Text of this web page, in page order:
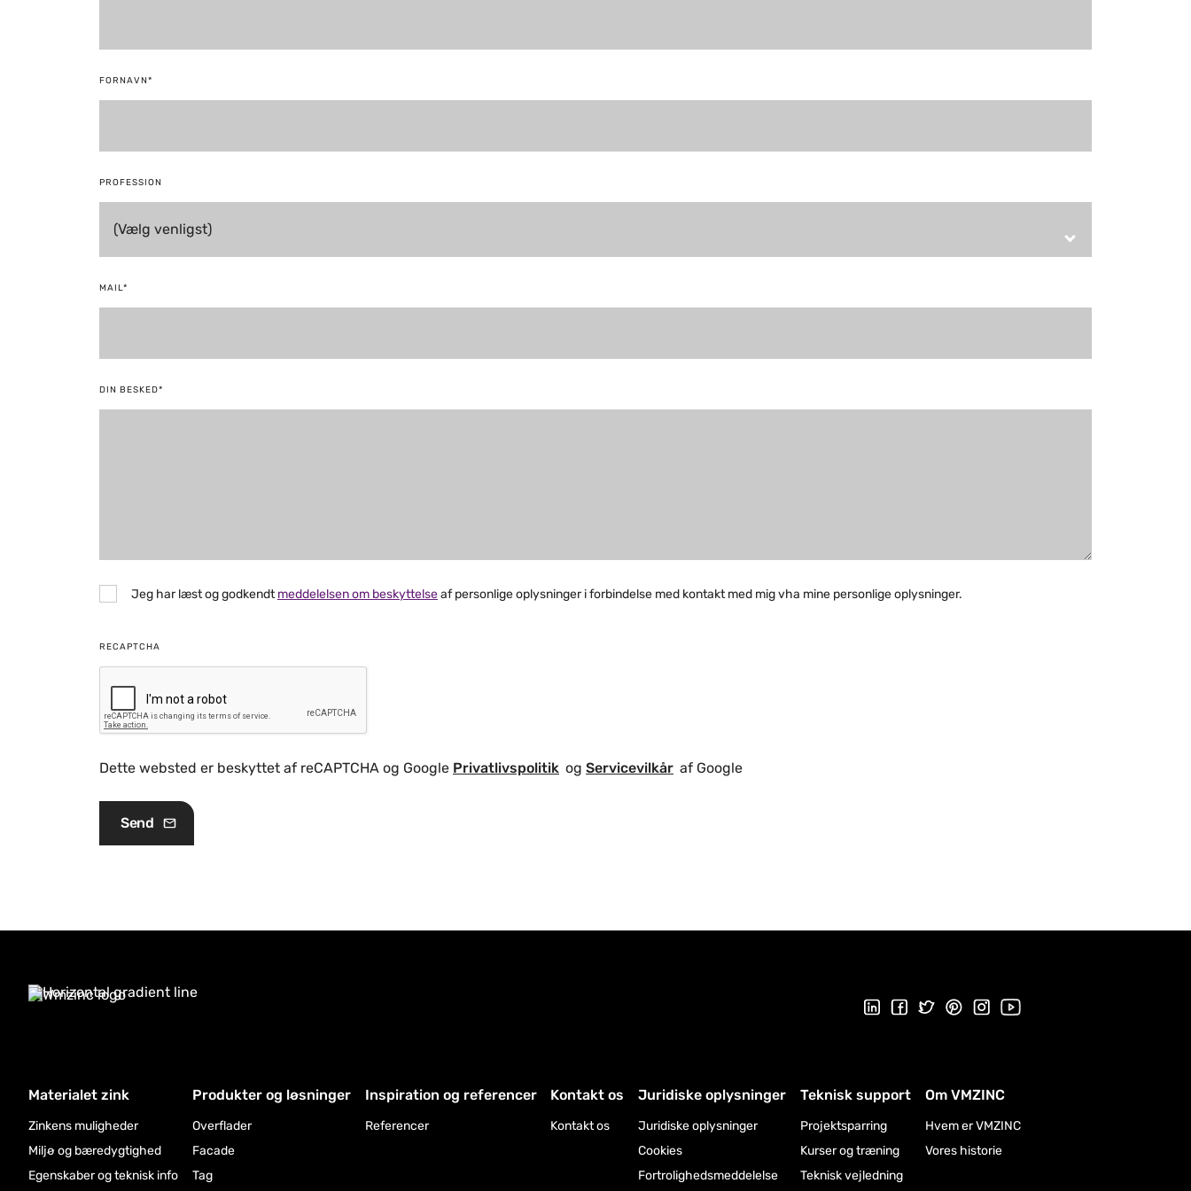
FORNAVN*
PROFESSION
MAIL*
DIN BESKED*
Jeg har læst og godkendtmeddelelsen om beskyttelseaf personlige oplysninger i forbindelse med kontakt med mig vha mine personlige oplysninger.
RECAPTCHA
Dette websted er beskyttet af reCAPTCHA og Google Privatlivspolitik og Servicevilkår af Google
Følg os på Linkedin
Følg os på Facebook
Follow us on Twitter
Follow us on Pinterest
Følg os på Instragram
Visit our Youtube channel
Materialet zink
Zinkens muligheder
Miljø og bæredygtighed
Egenskaber og teknisk info
Produkter og løsninger
Overflader
Facade
Tag
Inspiration og referencer
Referencer
Kontakt os
Kontakt os
Juridiske oplysninger
Juridiske oplysninger
Cookies
Fortrolighedsmeddelelse
Teknisk support
Projektsparring
Kurser og træning
Teknisk vejledning
Om VMZINC
Hvem er VMZINC
Vores historie